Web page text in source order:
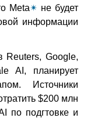
Meta✴ не будет
информации
Reuters, Google,
AI, планирует
Источники
$200 млн
по подгтовке и